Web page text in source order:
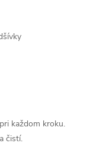
každom kroku.
čistí.